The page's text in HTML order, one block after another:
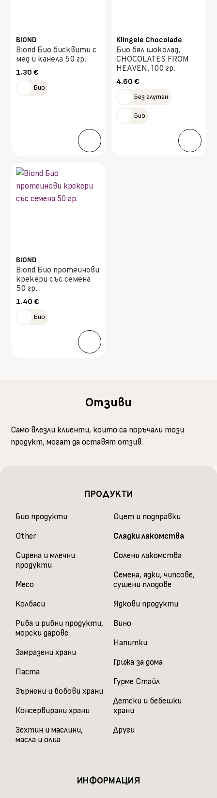
BIOND
Biond Био бисквити с
мед и канела 50 гр.
1.30€
Био
Klingele Chocolade
Био бял шоколад,
CHOCOLATES FROM
HEAVEN, 100 гр.
4.60 €
Без глутен
Био
BIOND
Biond Био протеинови
крекери със семена
50 гр.
1.40€
Био
Отзиви
Само влезли клиенти, които са поръчали този
продукт, могат да оставят отзив.
ПРОДУКТИ
Био продукти
Other
Сирена и млечни
продукти
Месо
Колбаси
Риба и рибни продукти,
морски дарове
Замразени храни
Паста
Зърнени и бобови храни
Консервирани храни
Зехтин и маслини,
масла и олиа
Оцет и подправки
Сладки лакомства
Солени лакомства
Семена, ядки, чипсове,
сушени плодове
Ядкови продукти
Вино
Напитки
Грижа за дома
Гурме Стайл
Детски и бебешки
храни
Други
ИНФОРМАЦИЯ